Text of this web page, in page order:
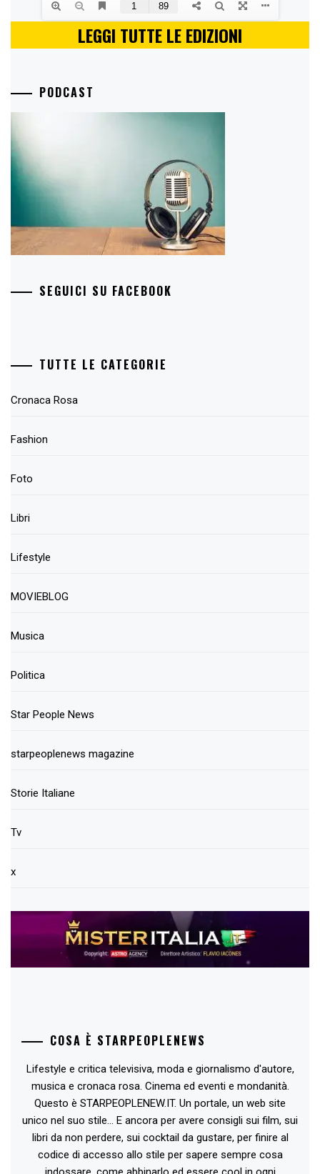
LEGGI TUTTE LE EDIZIONI
PODCAST
SEGUICI SU FACEBOOK
TUTTE LE CATEGORIE
Cronaca Rosa
Fashion
Foto
Libri
Lifestyle
MOVIEBLOG
Musica
Politica
Star People News
starpeoplenews magazine
Storie Italiane
Tv
x
COSA È STARPEOPLENEWS
Lifestyle e critica televisiva, moda e giornalismo d'autore,
musica e cronaca rosa. Cinema ed eventi e mondanità.
Questo è STARPEOPLENEW.IT. Un portale, un web site
unico nel suo stile... E ancora per avere consigli sui film, sui
libri da non perdere, sui cocktail da gustare, per finire al
codice di accesso allo stile per sapere sempre cosa